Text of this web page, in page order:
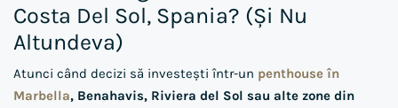
Costa Del Sol, Spania? (și Nu
Altundeva)
Atunci când decizi să investești într-un penthouse în
Marbella, Benahavis, Riviera del Sol sau alte zone din